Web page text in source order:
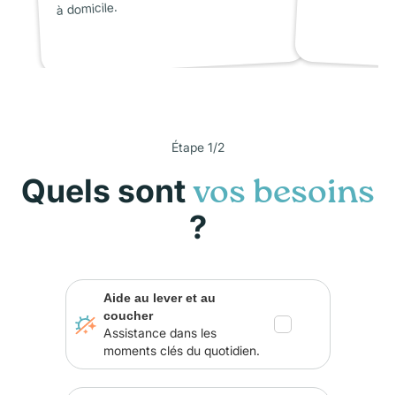
à domicile.
Étape 1/2
Quels sont vos besoins
?
Aide au lever et au
coucher
Assistance dans les
moments clés du quotidien.